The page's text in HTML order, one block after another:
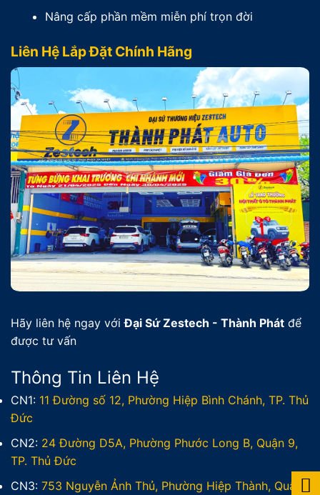
Nâng cấp phần mềm miễn phí trọn đời
Liên Hệ Lắp Đặt Chính Hãng
Hãy liên hệ ngay vớiĐại Sứ Zestech - Thành Phát để
được tư vấn
Thông Tin Liên Hệ
CN1: 11 Đường số 12, Phường Hiệp Bình Chánh, TP. Thủ
Đức
CN2: 24 Đường D5A, Phường Phước Long B, Quận 9,
TP. Thủ Đức
CN3: 753 Nguyễn Ảnh Thủ, Phường Hiệp Thành, Quận